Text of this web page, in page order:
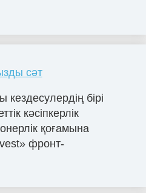
сәт
бірі
кәсіпкерлік
қоғамына
фронт-